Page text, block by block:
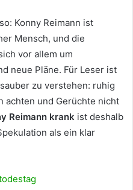
Konny Reimann ist
Mensch, und die
vor allem um
neue Pläne. Für Leser ist
zu verstehen: ruhig
achten und Gerüchte nicht
Reimann krank ist deshalb
als ein klar